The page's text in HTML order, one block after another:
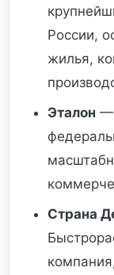
России,
жилья,
Эталон —
Страна